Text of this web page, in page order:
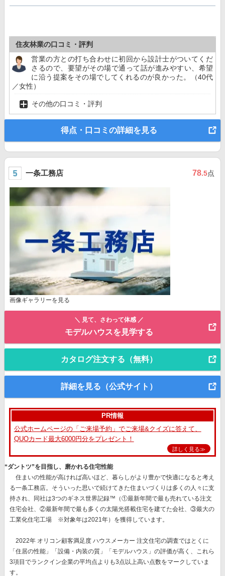
住友林業の口コミ・評判
営業の方との打ち合わせに初回から設計士がついてくだ
さるので、要望がその場で通って話が進みやすい、希望
に沿う提案をその場でしてくれるのが良かった。（40代
／女性）
その他の口コミ・評判
得点・口コミの詳細を見る
一条工務店 78.5点
画像ギャラリーを見る
＼ 見て、さわって体感 ／
モデルハウスを見学する
カタログ注文する（無料）
詳細を見る（公式サイト）
PR情報
公式ホームページの「ご来場予約」でご来場&クイズに答えて、
QUOカード最大6000円分をプレゼント！
詳しく見る≫
“ダントツ”を目指し、磨かれる住宅性能
住まいの性能が高ければ高いほど、暮らしがより豊かで快適になると考え
る一条工務店。そういった思いで続けてきた住まいづくりは多くの人々に支
持され、同社は3つのギネス世界記録™（①最新年間で最も売れている注文
住宅会社、②最新年間で最も多くの太陽光搭載住宅を建てた会社、③最大の
工業化住宅工場 ※対象年は2021年）を獲得しています。
2022年 オリコン顧客満足度 ハウスメーカー 注文住宅の調査ではとくに
「住居の性能」「設備・内装の質」「モデルハウス」 の評価が高く、これら
3項目でランクイン企業の平均点よりも3点以上高い点数をマークしていま
す。